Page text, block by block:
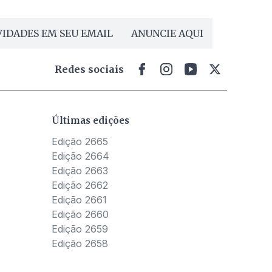
EM SEU EMAIL ANUNCIE AQUI
Redes sociais
Últimas edições
Edição 2665
Edição 2664
Edição 2663
Edição 2662
Edição 2661
Edição 2660
Edição 2659
Edição 2658